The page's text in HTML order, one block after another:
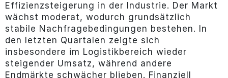
Effizienzsteigerung in der Industrie. Der Markt
wächst moderat, wodurch grundsätzlich
stabile Nachfragebedingungen bestehen. In
den letzten Quartalen zeigte sich
insbesondere im Logistikbereich wieder
steigender Umsatz, während andere
Endmärkte schwächer blieben. Finanziell